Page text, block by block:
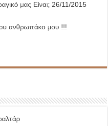
μας Είναι; 26/11/2015
ανθρωπάκο μου !!!